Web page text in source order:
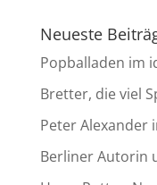
Neueste
Popballaden im
Bretter, die viel
Peter Alexander
Berliner Autorin